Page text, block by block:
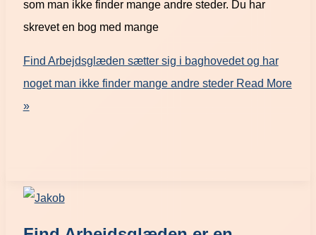
som man ikke finder mange andre steder. Du har
skrevet en bog med mange
Find Arbejdsglæden sætter sig i baghovedet og har
noget man ikke finder mange andre stederRead More
»